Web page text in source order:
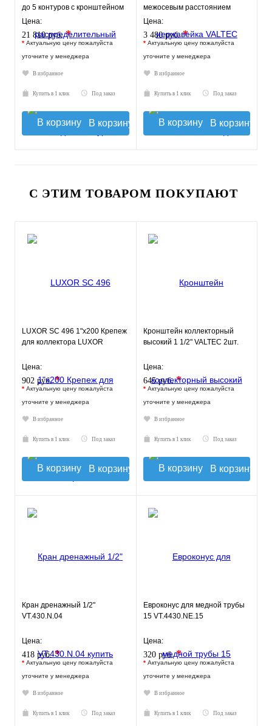
до 5 контуров с кронштейном
0-050120
Цена:
21 810 руб.*
* Актуальную цену пожалуйста
уточните у менеджера
В избранное
Купить в 1 клик Под заказ
В корзину
межосевым расстоянием
выходов 100мм
Цена:
3 480 руб.*
* Актуальную цену пожалуйста
уточните у менеджера
В избранное
Купить в 1 клик Под заказ
В корзину
С ЭТИМ ТОВАРОМ ПОКУПАЮТ
LUXOR SС 496 1"х200 Крепеж
для коллектора LUXOR
Цена:
902 руб.*
* Актуальную цену пожалуйста
уточните у менеджера
В избранное
Купить в 1 клик Под заказ
В корзину
Кронштейн коллекторный
высокий 1 1/2" VALTEC 2шт.
Цена:
645 руб.*
* Актуальную цену пожалуйста
уточните у менеджера
В избранное
Купить в 1 клик Под заказ
В корзину
Кран дренажный 1/2"
VT.430.N.04
Цена:
418 руб.*
* Актуальную цену пожалуйста
уточните у менеджера
В избранное
Купить в 1 клик Под заказ
Евроконус для медной трубы
15 VT.4430.NE.15
Цена:
320 руб.*
* Актуальную цену пожалуйста
уточните у менеджера
В избранное
Купить в 1 клик Под заказ